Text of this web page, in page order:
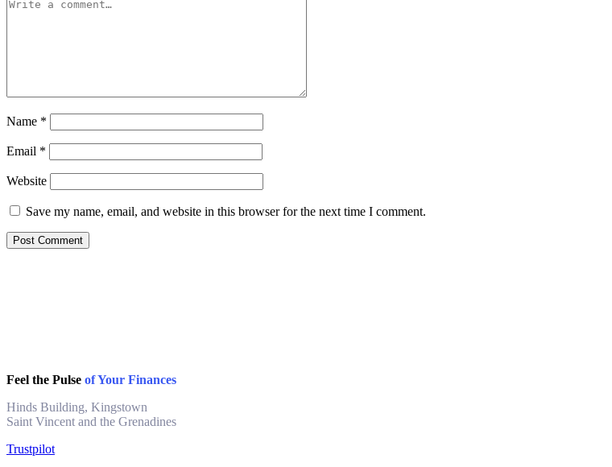
Name *
Email *
Website
Save my name, email, and website in this browser for the next time I comment.
Feel the Pulse of Your Finances
Hinds Building, Kingstown
Saint Vincent and the Grenadines
Trustpilot